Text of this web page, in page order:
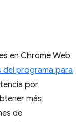
en Chrome Web
del programa para
por
más
de